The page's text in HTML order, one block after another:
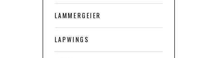
LAMMERGEIER
LAPWINGS